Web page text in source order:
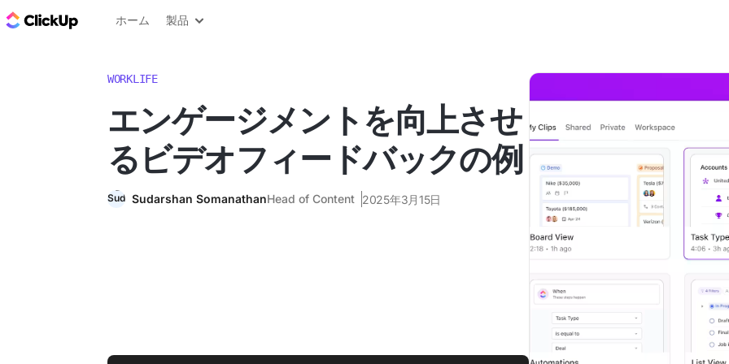
ClickUp ブログ
ホーム 製品
WORKLIFE
エンゲージメントを向上させ
るビデオフィードバックの例
Sudarshan SomanathanHead of Content 2025年3月15日